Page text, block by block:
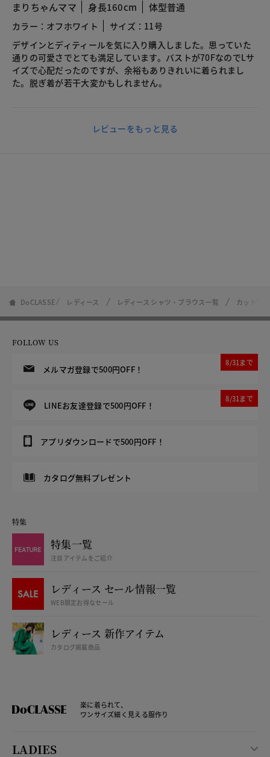
まりちゃんママ 身長160cm 体型普通
カラー：オフホワイト
サイズ：11号
デザインとディティールを気に入り購入しました。思っていた
通りの可愛さでとても満足しています。バストが70FなのでLサ
イズで心配だったのですが、余裕もありきれいに着られまし
た。脱ぎ着が若干大変かもしれません。
レビューをもっと見る
DoCLASSE レディース レディース シャツ・ブラウス一覧 カットワ
FOLLOW US
メルマガ登録で500円OFF！
8/31まで
LINEお友達登録で500円OFF！
8/31まで
アプリダウンロードで500円OFF！
カタログ無料プレゼント
特集
特集一覧
注目アイテムをご紹介
レディース セール情報一覧
WEB限定お得なセール
レディース 新作アイテム
カタログ掲載商品
楽に着られて、
ワンサイズ細く見える服作り
LADIES